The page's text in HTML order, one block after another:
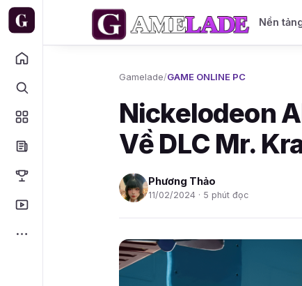
Nền
Gamelade/GAME ONLINE PC
Nickelodeon
Về DLC Mr.
Phương Thảo
11/02/2024 · 5 phút đọc